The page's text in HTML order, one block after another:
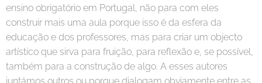
ensino obrigatório em Portugal, não para com eles
construir mais uma aula porque isso é da esfera da
educação e dos professores, mas para criar um objecto
artístico que sirva para fruição, para reflexão e, se possível,
também para a construção de algo. A esses autores